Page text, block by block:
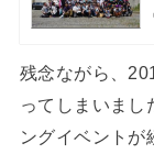
残念ながら、
ってしまいまし
ングイベントが